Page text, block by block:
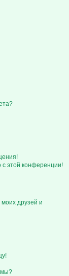
с этой конференции!
моих друзей и